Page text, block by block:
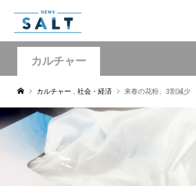
カルチャー
カルチャー 社会・経済 来春の花粉、3割減少